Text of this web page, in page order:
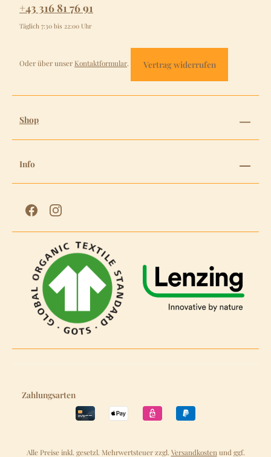
+43 316 81 76 91
Täglich 7:30 bis 22:00 Uhr
Oder über unser Kontaktformular. Vertrag widerrufen
Shop
Info
Zahlungsarten
Alle Preise inkl. gesetzl. Mehrwertsteuer zzgl. Versandkosten und ggf.